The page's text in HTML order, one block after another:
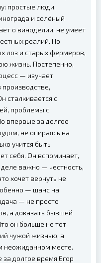
простые люди,
и солёный
о виноделии, не умеет
реалий. Но
лоз и старых фермеров,
жизнь. Постепенно,
— изучает
производстве,
сталкивается с
проблемы с
впервые за долгое
не опираясь на
учится быть
себя. Он вспоминает,
важно — честность,
хочет вернуть не
— шанс на
— не просто
а доказать бывшей
он больше не тот
чужой жизнью, а
неожиданном месте.
за долгое время Егор